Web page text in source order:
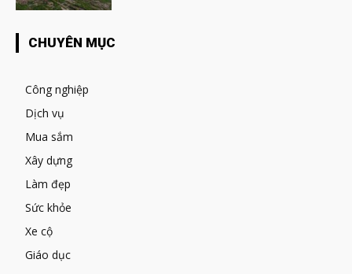
CHUYÊN MỤC
Công nghiệp
Dịch vụ
Mua sắm
Xây dựng
Làm đẹp
Sức khỏe
Xe cộ
Giáo dục